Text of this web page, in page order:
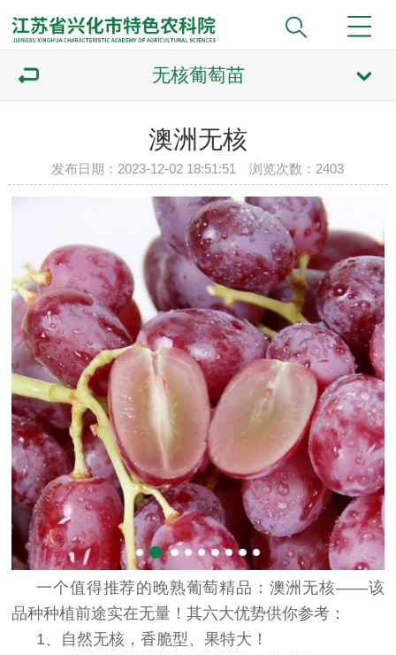
无核葡萄苗
澳洲无核
发布日期：2023-12-02 18:51:51 浏览次数： 2403
一个值得推荐的晚熟葡萄精品：澳洲无核——该
品种种植前途实在无量！其六大优势供你参考：
1、自然无核，香脆型、果特大！